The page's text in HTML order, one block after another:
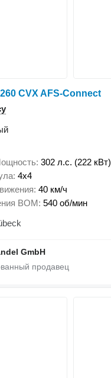
CVX AFS-Connect
302 л.с. (222 кВт)
4x4
40 км/ч
ВОМ
540 об/мин
GmbH